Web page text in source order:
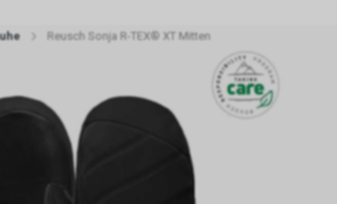
Reusch Sonja R-TEX® XT Mitten